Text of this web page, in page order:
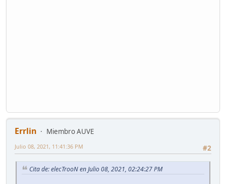
Errlin
Miembro AUVE
#2
Julio 08, 2021, 11:41:36 PM
Cita de: elecTrooN en Julio 08, 2021, 02:24:27 PM